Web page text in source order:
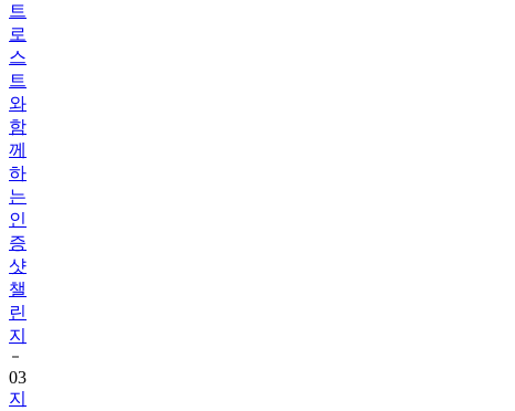
트
로
스
트
와
함
께
하
는
인
증
샷
챌
린
지
03
지